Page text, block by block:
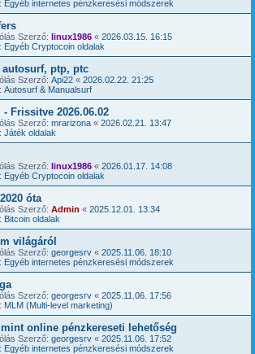
Egyéb internetes pénzkeresési módszerek
Szerző: linux1986 « 2026.03.15. 16:15
Egyéb Cryptocoin oldalak
autosurf, ptp, ptc
Szerző: Api22 « 2026.02.22. 21:25
Autosurf & Manualsurf
Frissitve 2026.06.02
Szerző: mrarizona « 2026.02.21. 13:47
Játék oldalak
Szerző: linux1986 « 2026.01.17. 14:08
Egyéb Cryptocoin oldalak
óta
Szerző: Admin « 2025.12.01. 13:34
Bitcoin oldalak
világáról
Szerző: georgesrv « 2025.11.06. 18:10
Egyéb internetes pénzkeresési módszerek
Szerző: georgesrv « 2025.11.06. 17:56
MLM (Multi-level marketing)
online pénzkereseti lehetőség
Szerző: georgesrv « 2025.11.06. 17:52
Egyéb internetes pénzkeresési módszerek